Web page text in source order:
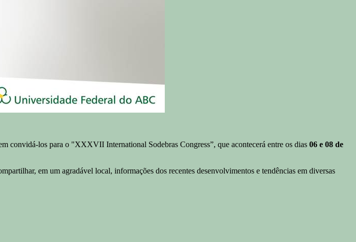
convidá-los para o "XXXVII International Sodebras Congress”, que acontecerá entre os dias 06 e 08 de
em um agradável local, informações dos recentes desenvolvimentos e tendências em diversas